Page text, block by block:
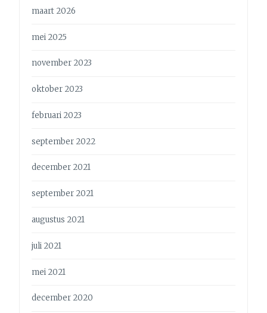
maart 2026
mei 2025
november 2023
oktober 2023
februari 2023
september 2022
december 2021
september 2021
augustus 2021
juli 2021
mei 2021
december 2020